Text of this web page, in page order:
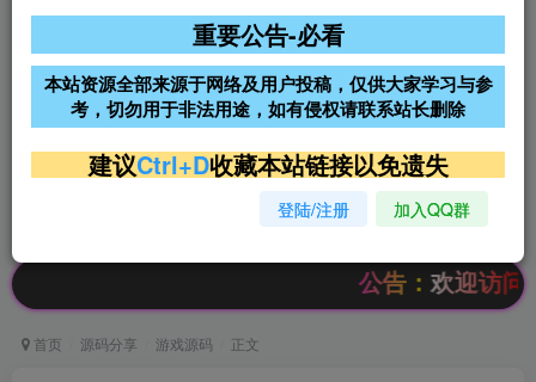
阿里云2核2G200M服务器68元/
年
雨云高防免备案服务器
超低价文字广告位招租 超低价文字广告位招租
超低价文字广告位招租
公告：欢迎访问辰光
首页 源码分享 游戏源码 正文
重要公告-必看
本站资源全部来源于网络及用户投稿，仅供大家学习与参
考，切勿用于非法用途，如有侵权请联系站长删除
建议Ctrl+D收藏本站链接以免遗失
登陆/注册 加入QQ群